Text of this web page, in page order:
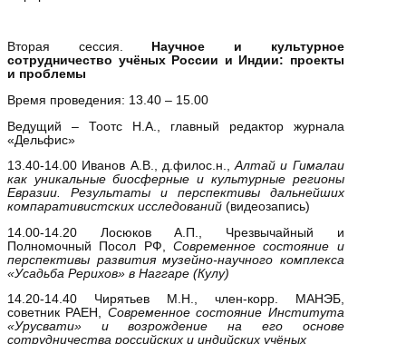
Вторая сессия.
Научное и культурное
сотрудничество учёных России и Индии: проекты
и проблемы
Время проведения: 13.40 – 15.00
Ведущий – Тоотс Н.А., главный редактор журнала
«Дельфис»
13.40-14.00 Иванов А.В., д.филос.н.,Алтай и Гималаи
как уникальные биосферные и культурные регионы
Евразии. Результаты и перспективы дальнейших
компаративистских исследований (видеозапись)
14.00-14.20 Лосюков А.П., Чрезвычайный и
Полномочный Посол РФ, Современное состояние и
перспективы развития музейно-научного комплекса
«Усадьба Рерихов» в Наггаре (Кулу)
14.20-14.40 Чирятьев М.Н., член-корр. МАНЭБ,
советник РАЕН, Современное состояние Института
«Урусвати» и возрождение на его основе
сотрудничества российских и индийских учёных